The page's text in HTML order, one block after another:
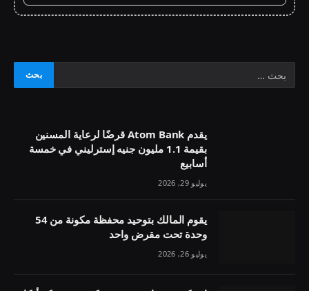
يقدم Atom Bank قرضًا لرعاية المسنين
بقيمة 1.1 مليون جنيه إسترليني في خمسة
أسابيع
يوليو 29, 2026
يقوم المالك بتوحيد محفظة مكونة من 54
وحدة تحت مقرض واحد
يوليو 26, 2026